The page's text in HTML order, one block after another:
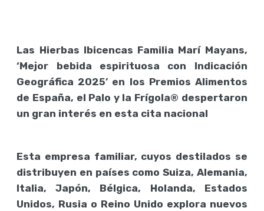
Las Hierbas Ibicencas Familia Marí Mayans,
‘Mejor bebida espirituosa con Indicación
Geográfica 2025’ en los Premios Alimentos
de España, el Palo y la Frígola® despertaron
un gran interés en esta cita nacional
Esta empresa familiar, cuyos destilados se
distribuyen en países como Suiza, Alemania,
Italia, Japón, Bélgica, Holanda, Estados
Unidos, Rusia o Reino Unido explora nuevos